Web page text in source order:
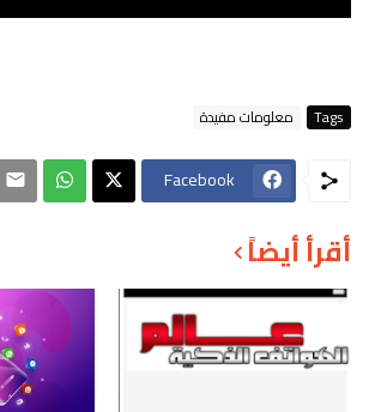
Tags معلومات مفيدة
Facebook
أقرأ أيضاً